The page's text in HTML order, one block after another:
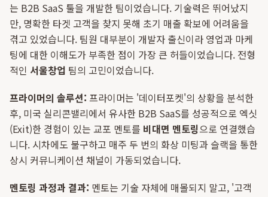
는 B2B SaaS 툴을 개발한 팀이었습니다. 기술력은 뛰어났지
만, 명확한 타겟 고객을 찾지 못해 초기 매출 확보에 어려움을
겪고 있었습니다. 팀원 대부분이 개발자 출신이라 영업과 마케
팅에 대한 이해도가 부족한 점이 가장 큰 허들이었습니다. 전형
적인 서울창업 팀의 고민이었습니다.
프라이머의 솔루션: 프라이머는 '데이터포켓'의 상황을 분석한
후, 미국 실리콘밸리에서 유사한 B2B SaaS를 성공적으로 엑싯
(Exit)한 경험이 있는 교포 멘토를 비대면 멘토링으로 연결했습
니다. 시차에도 불구하고 매주 두 번의 화상 미팅과 슬랙을 통한
상시 커뮤니케이션 채널이 가동되었습니다.
멘토링 과정과 결과: 멘토는 기술 자체에 매몰되지 말고, '고객